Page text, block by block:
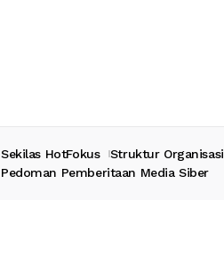
Sekilas HotFokus Struktur Organisasi
Pedoman Pemberitaan Media Siber